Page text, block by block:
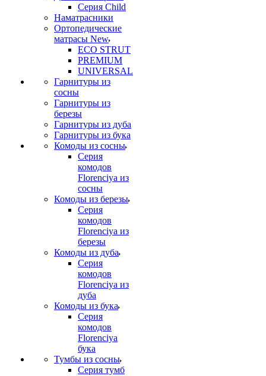
Серия Child
Наматрасники
Ортопедические
матрасы New
ECO STRUT
PREMIUM
UNIVERSAL
Гарнитуры из
сосны
Гарнитуры из
березы
Гарнитуры из дуба
Гарнитуры из бука
Комоды из сосны
Серия
комодов
Florenciya из
сосны
Комоды из березы
Серия
комодов
Florenciya из
березы
Комоды из дуба
Серия
комодов
Florenciya из
дуба
Комоды из бука
Серия
комодов
Florenciya
бука
Тумбы из сосны
Серия тумб